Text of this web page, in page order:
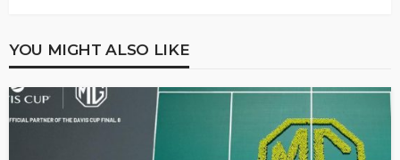
YOU MIGHT ALSO LIKE